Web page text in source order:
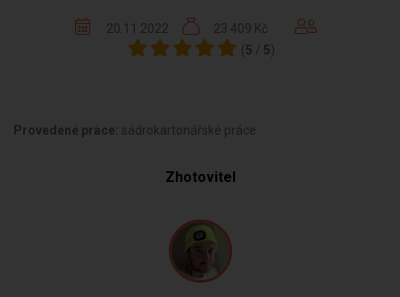
20.11.2022
23 409 Kč
( 5 / 5)
Provedené práce: sádrokartonářské práce
Zhotovitel